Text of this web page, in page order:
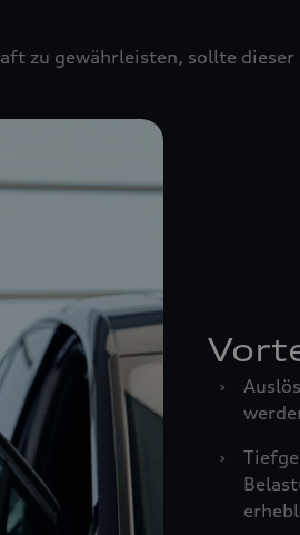
zu gewährleisten, sollte
›
›